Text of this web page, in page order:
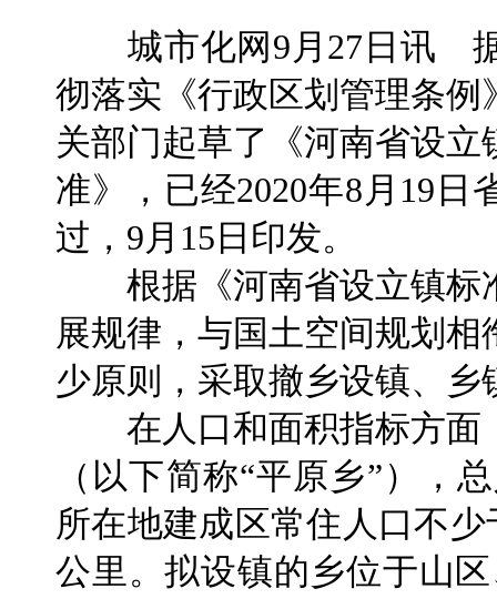
城市化网9月27日讯 据
彻落实《行政区划管理条
关部门起草了《河南省设
准》，已经2020年8月19日
过，9月15日印发。
根据《河南省设立镇标
展规律，与国土空间规划
少原则，采取撤乡设镇、乡
在人口和面积指标方面
（以下简称“平原乡”），
所在地建成区常住人口不
公里。拟设镇的乡位于山